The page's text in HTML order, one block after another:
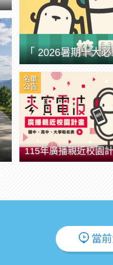
「 2026暑期十大
名單
公告
當